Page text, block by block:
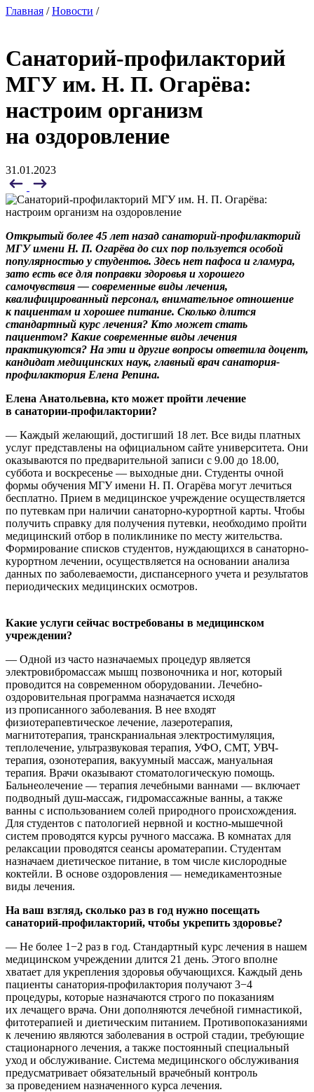
Главная /Новости /
Санаторий-профилакторий
МГУ им. Н. П. Огарёва:
настроим организм
на оздоровление
31.01.2023
Открытый более 45 лет назад санаторий-профилакторий
МГУ имени Н. П. Огарёва до сих пор пользуется особой
популярностью у студентов. Здесь нет пафоса и гламура,
зато есть все для поправки здоровья и хорошего
самочувствия — современные виды лечения,
квалифицированный персонал, внимательное отношение
к пациентам и хорошее питание. Сколько длится
стандартный курс лечения? Кто может стать
пациентом? Какие современные виды лечения
практикуются? На эти и другие вопросы ответила доцент,
кандидат медицинских наук, главный врач санатория-
профилактория Елена Репина.
Елена Анатольевна, кто может пройти лечение
в санатории-профилактории?
— Каждый желающий, достигший 18 лет. Все виды платных
услуг представлены на официальном сайте университета. Они
оказываются по предварительной записи с 9.00 до 18.00,
суббота и воскресенье — выходные дни. Студенты очной
формы обучения МГУ имени Н. П. Огарёва могут лечиться
бесплатно. Прием в медицинское учреждение осуществляется
по путевкам при наличии санаторно-курортной карты. Чтобы
получить справку для получения путевки, необходимо пройти
медицинский отбор в поликлинике по месту жительства.
Формирование списков студентов, нуждающихся в санаторно-
курортном лечении, осуществляется на основании анализа
данных по заболеваемости, диспансерного учета и результатов
периодических медицинских осмотров.
Какие услуги сейчас востребованы в медицинском
учреждении?
— Одной из часто назначаемых процедур является
электровибромассаж мышц позвоночника и ног, который
проводится на современном оборудовании. Лечебно-
оздоровительная программа назначается исходя
из прописанного заболевания. В нее входят
физиотерапевтическое лечение, лазеротерапия,
магнитотерапия, транскраниальная электростимуляция,
теплолечение, ультразвуковая терапия, УФО, СМТ, УВЧ-
терапия, озонотерапия, вакуумный массаж, мануальная
терапия. Врачи оказывают стоматологическую помощь.
Бальнеолечение — терапия лечебными ваннами — включает
подводный душ-массаж, гидромассажные ванны, а также
ванны с использованием солей природного происхождения.
Для студентов с патологией нервной и костно-мышечной
систем проводятся курсы ручного массажа. В комнатах для
релаксации проводятся сеансы ароматерапии. Студентам
назначаем диетическое питание, в том числе кислородные
коктейли. В основе оздоровления — немедикаментозные
виды лечения.
На ваш взгляд, сколько раз в год нужно посещать
санаторий-профилакторий, чтобы укрепить здоровье?
— Не более 1−2 раз в год. Стандартный курс лечения в нашем
медицинском учреждении длится 21 день. Этого вполне
хватает для укрепления здоровья обучающихся. Каждый день
пациенты санатория-профилактория получают 3−4
процедуры, которые назначаются строго по показаниям
их лечащего врача. Они дополняются лечебной гимнастикой,
фитотерапией и диетическим питанием. Противопоказаниями
к лечению являются заболевания в острой стадии, требующие
стационарного лечения, а также постоянный специальный
уход и обслуживание. Система медицинского обслуживания
предусматривает обязательный врачебный контроль
за проведением назначенного курса лечения.